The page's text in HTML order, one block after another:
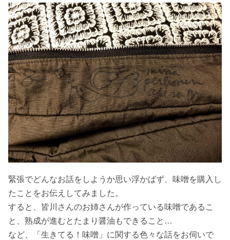
緊張でどんなお話をしようか思い浮かばず、味噌を購入し
たことをお伝えしてみました。
すると、皆川さんのお姉さんが作っている味噌であるこ
と、熟成が進むとたまり醤油もできること…
など、「生きてる！味噌」に関する色々な話をお伺いで